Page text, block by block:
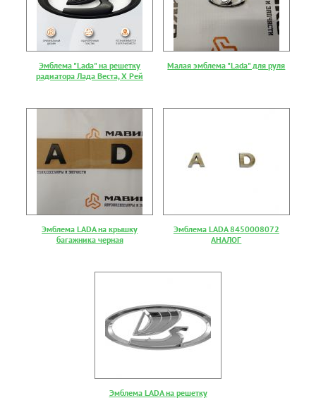
Эмблема "Lada" на решетку
радиатора Лада Веста, Х Рей
Малая эмблема "Lada" для руля
Эмблема LADA на крышку
багажника черная
Эмблема LADA 8450008072
АНАЛОГ
Эмблема LADA на решетку